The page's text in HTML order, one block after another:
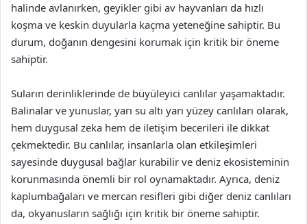
halinde avlanırken, geyikler gibi av hayvanları da hızlı
koşma ve keskin duyularla kaçma yeteneğine sahiptir. Bu
durum, doğanın dengesini korumak için kritik bir öneme
sahiptir.
Suların derinliklerinde de büyüleyici canlılar yaşamaktadır.
Balinalar ve yunuslar, yarı su altı yarı yüzey canlıları olarak,
hem duygusal zeka hem de iletişim becerileri ile dikkat
çekmektedir. Bu canlılar, insanlarla olan etkileşimleri
sayesinde duygusal bağlar kurabilir ve deniz ekosisteminin
korunmasında önemli bir rol oynamaktadır. Ayrıca, deniz
kaplumbağaları ve mercan resifleri gibi diğer deniz canlıları
da, okyanusların sağlığı için kritik bir öneme sahiptir.